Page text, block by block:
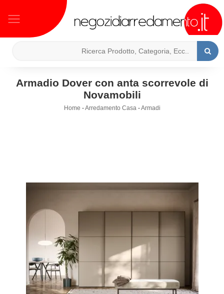
Armadio Dover con anta scorrevole di
Novamobili
Home -Arredamento Casa-Armadi